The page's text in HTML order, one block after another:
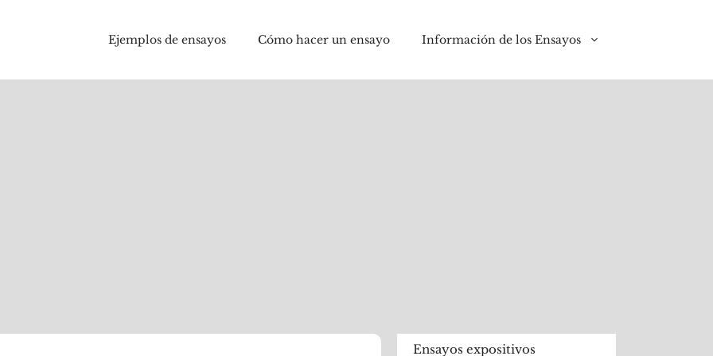
Ejemplos de ensayos Cómo hacer un ensayo Información de los Ensayos
Ensayos expositivos